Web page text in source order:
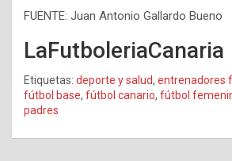
FUENTE: Juan Antonio Gallardo Bueno
LaFutboleriaCanaria
Etiquetas: deporte y salud, entrenadores
fútbol base, fútbol canario, fútbol
padres